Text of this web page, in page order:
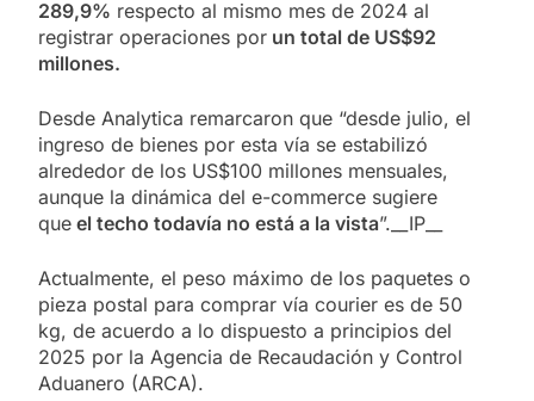
289,9% respecto al mismo mes de 2024 al
registrar operaciones por un total de US$92
millones.
Desde Analytica remarcaron que “desde julio, el
ingreso de bienes por esta vía se estabilizó
alrededor de los US$100 millones mensuales,
aunque la dinámica del e-commerce sugiere
que el techo todavía no está a la vista”.__IP__
Actualmente, el peso máximo de los paquetes o
pieza postal para comprar vía courier es de 50
kg, de acuerdo a lo dispuesto a principios del
2025 por la Agencia de Recaudación y Control
Aduanero (ARCA).